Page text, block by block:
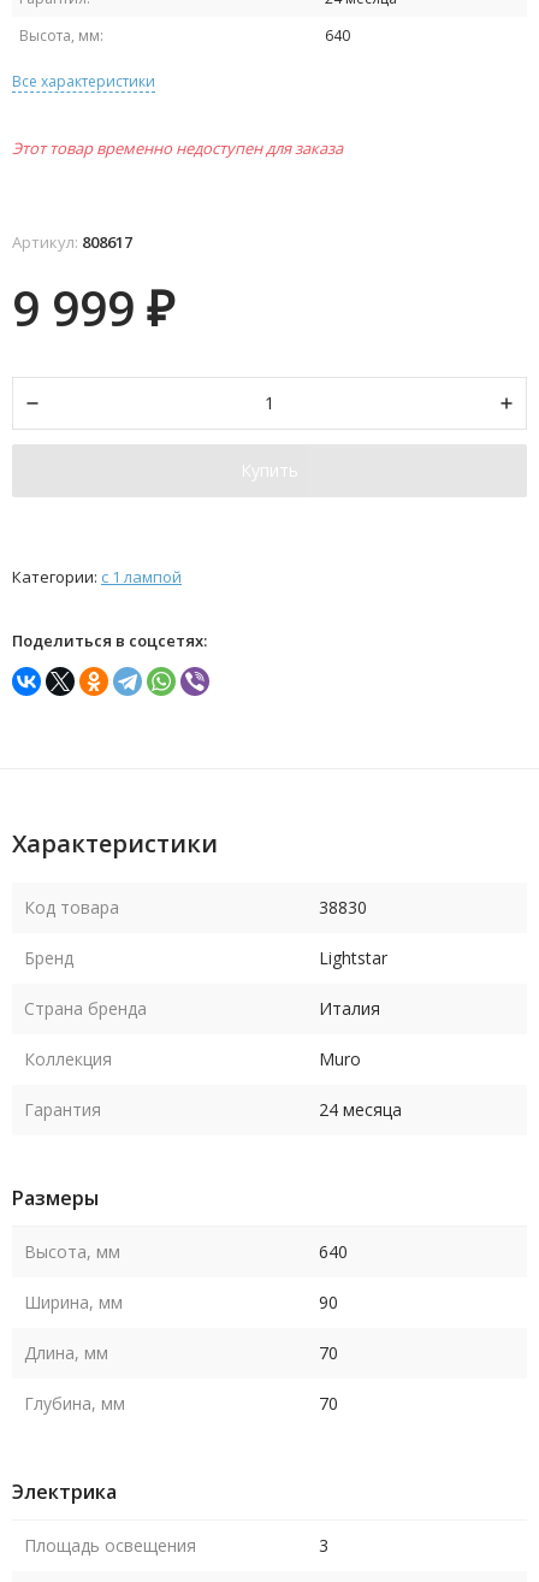
Высота, мм:
640
Все характеристики
Этот товар временно недоступен для заказа
Артикул: 808617
9 999 ₽
Купить
Категории: с 1 лампой
Поделиться в соцсетях:
Характеристики
Код товара 38830
Бренд Lightstar
Страна бренда Италия
Коллекция Muro
Гарантия 24 месяца
Размеры
Высота, мм 640
Ширина, мм 90
Длина, мм 70
Глубина, мм 70
Электрика
Площадь освещения 3